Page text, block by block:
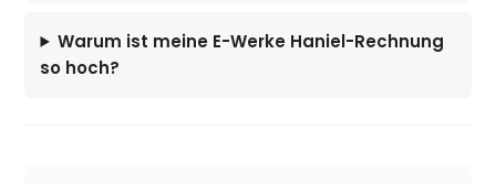
Warum ist meine E-Werke Haniel-Rechnung
so hoch?